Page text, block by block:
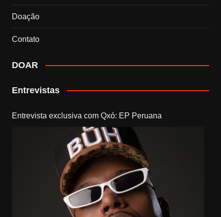
Doação
Contato
DOAR
Entrevistas
Entrevista exclusiva com Qxó: EP Peruana